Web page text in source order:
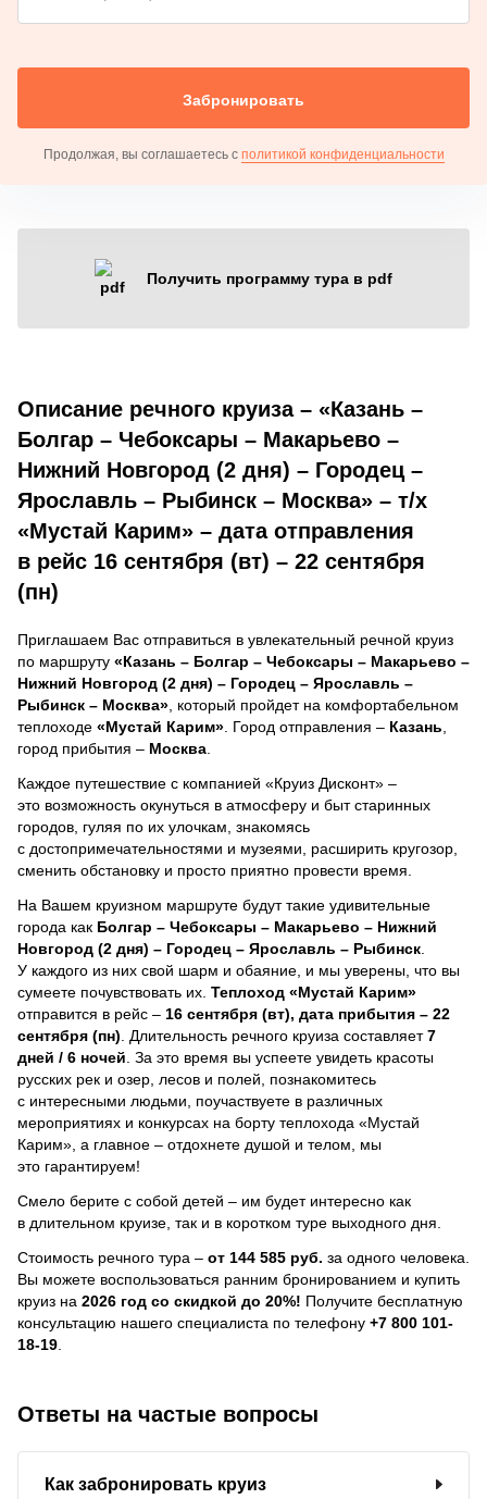
Забронировать
Продолжая, вы соглашаетесь с политикой конфиденциальности
Получить программу тура в pdf
Описание речного круиза – «Казань –
Болгар – Чебоксары – Макарьево –
Нижний Новгород (2 дня) – Городец –
Ярославль – Рыбинск – Москва» – т/х
«Мустай Карим» – дата отправления
в рейс 16 сентября (вт) – 22 сентября
(пн)
Приглашаем Вас отправиться в увлекательный речной круиз
по маршруту «Казань – Болгар – Чебоксары – Макарьево –
Нижний Новгород (2 дня) – Городец – Ярославль –
Рыбинск – Москва» , который пройдет на комфортабельном
теплоходе «Мустай Карим» . Город отправления – Казань
город прибытия – Москва
Каждое путешествие с компанией «Круиз Дисконт» –
это возможность окунуться в атмосферу и быт старинных
городов, гуляя по их улочкам, знакомясь
с достопримечательностями и музеями, расширить кругозор,
сменить обстановку и просто приятно провести время.
На Вашем круизном маршруте будут такие удивительные
города как Болгар – Чебоксары – Макарьево – Нижний
Новгород (2 дня) – Городец – Ярославль – Рыбинск
У каждого из них свой шарм и обаяние, и мы уверены, что вы
сумеете почувствовать их. Теплоход «Мустай Карим»
отправится в рейс – 16 сентября (вт), дата прибытия – 22
сентября (пн) . Длительность речного круиза составляет7
дней / 6 ночей За это время вы успеете увидеть красоты
русских рек и озер, лесов и полей, познакомитесь
с интересными людьми, поучаствуете в различных
мероприятиях и конкурсах на борту теплохода «Мустай
Карим», а главное – отдохнете душой и телом, мы
это гарантируем!
Смело берите с собой детей – им будет интересно как
в длительном круизе, так и в коротком туре выходного дня.
Стоимость речного тура – от 144 585 руб. за одного человека.
Вы можете воспользоваться ранним бронированием и купить
круиз на 2026 год со скидкой до 20%! Получите бесплатную
консультацию нашего специалиста по телефону +7 800 101-
18-19
Ответы на частые вопросы
Как забронировать круиз